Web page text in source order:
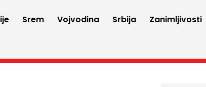
Srem Vojvodina Srbija Zanimljivosti